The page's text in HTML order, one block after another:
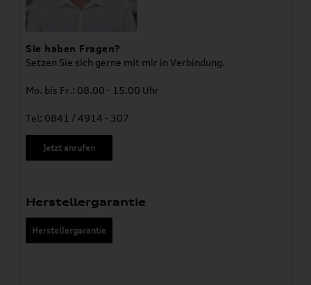
Sie haben Fragen?
Setzen Sie sich gerne mit mir in Verbindung.
Mo. bis Fr.: 08.00 - 15.00 Uhr
Tel: 0841 / 4914 - 307
Jetzt anrufen
Herstellergarantie
Herstellergarantie